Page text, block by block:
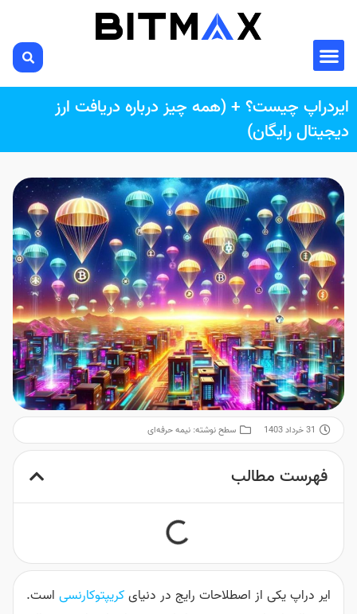
ایردراپ چیست؟ + (همه چیز درباره دریافت ارز
دیجیتال رایگان)
31 خرداد 1403 سطح نوشته: نیمه حرفه‌ای
فهرست مطالب
ایر دراپ یکی از اصطلاحات رایج در دنیایکریپتوکارنسی است.